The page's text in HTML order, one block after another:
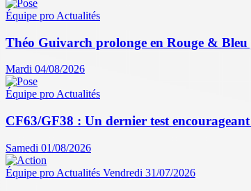
Équipe pro Actualités
Théo Guivarch prolonge en Rouge & Bleu
Mardi 04/08/2026
Équipe pro Actualités
CF63/GF38 : Un dernier test
Samedi 01/08/2026
Équipe pro Actualités Vendredi 31/07/2026